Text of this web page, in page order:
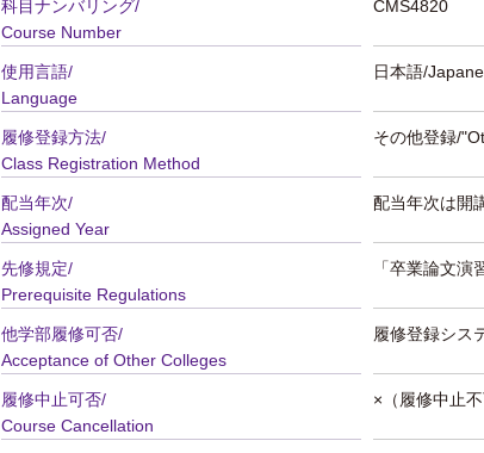
科目ナンバリング/
Course Number
CMS4820
使用言語/
Language
日本語/
履修登録方法/
Class Registration Method
その他登録/
配当年次/
Assigned Year
配当年次は開
先修規定/
Prerequisite Regulations
「卒業論文演
他学部履修可否/
Acceptance of Other Colleges
履修登録シス
履修中止可否/
Course Cancellation
×（履修中止